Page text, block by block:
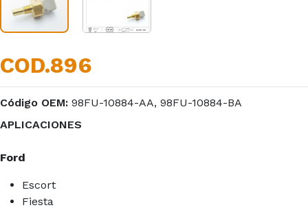
COD.896
Código OEM: 98FU-10884-AA, 98FU-10884-BA
APLICACIONES
Ford
Escort
Fiesta